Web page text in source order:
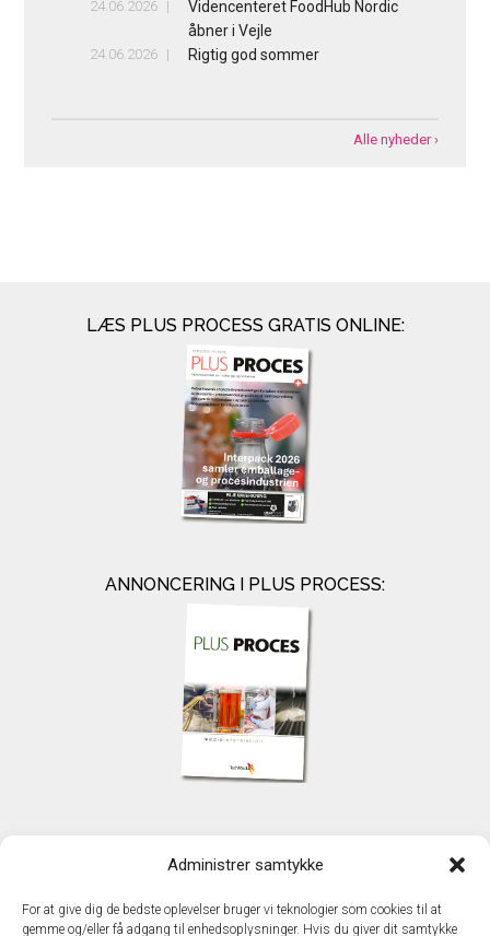
Administrer samtykke
For at give dig de bedste oplevelser bruger vi teknologier som cookies til at
gemme og/eller få adgang til enhedsoplysninger. Hvis du giver dit samtykke
24.06.2026
Videncenteret FoodHub Nordic
åbner i Vejle
24.06.2026 Rigtig god sommer
Alle nyheder ›
LÆS PLUS PROCESS GRATIS ONLINE:
ANNONCERING I PLUS PROCESS:
TechMedia A/S
DK – 2600 Glostrup